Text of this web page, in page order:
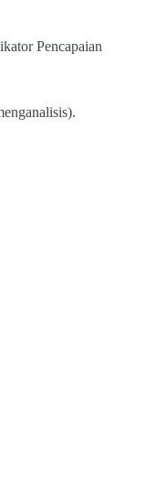
Pencapaian